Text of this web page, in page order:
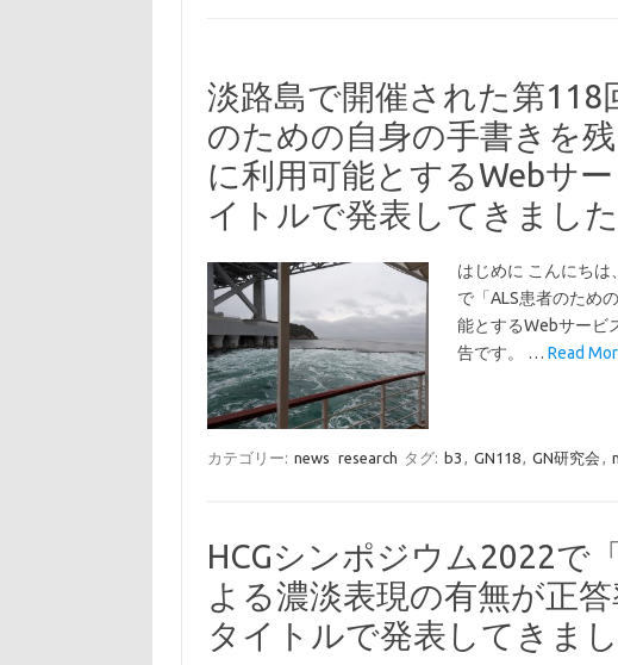
淡路島で開催された第118
のための自身の手書きを
に利用可能とするWebサ
イトルで発表してきました
はじめに こんにち
で「ALS患者のため
能とするWebサービ
告です。 … Read
カテゴリー: news research タグ: b3 , GN118, GN研究会 ,
HCGシンポジウム2022で
よる濃淡表現の有無が正
タイトルで発表してきまし